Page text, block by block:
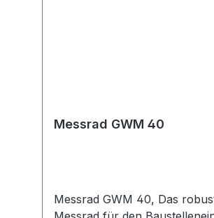
Messrad GWM 40
Messrad GWM 40, Das